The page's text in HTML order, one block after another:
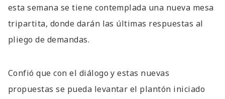
esta semana se tiene contemplada una nueva mesa
tripartita, donde darán las últimas respuestas al
pliego de demandas.
Confió que con el diálogo y estas nuevas
propuestas se pueda levantar el plantón iniciado